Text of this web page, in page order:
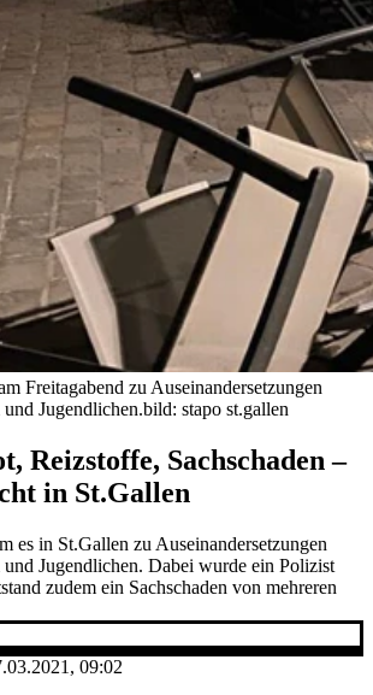
Freitagabend zu Auseinandersetzungen
Jugendlichen.bild: stapo st.gallen
Reizstoffe, Sachschaden –
in St.Gallen
es in St.Gallen zu Auseinandersetzungen
Jugendlichen. Dabei wurde ein Polizist
zudem ein Sachschaden von mehreren
09:02